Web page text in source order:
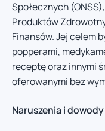
Społecznych
Produktów
Finansów. Jej celem
popperami,
receptę oraz innymi
oferowanymi bez
Naruszenia i dowody